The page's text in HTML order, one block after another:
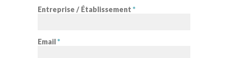
Entreprise / Établissement *
Email*